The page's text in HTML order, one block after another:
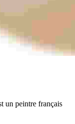
un peintre français